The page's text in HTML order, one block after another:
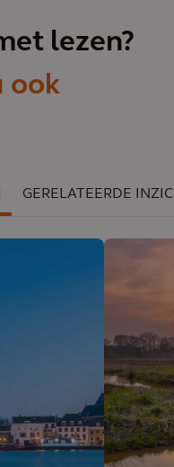
lezen?
ook
GERELATEERDE